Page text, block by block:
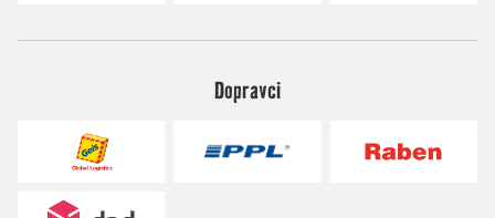
Dopravci